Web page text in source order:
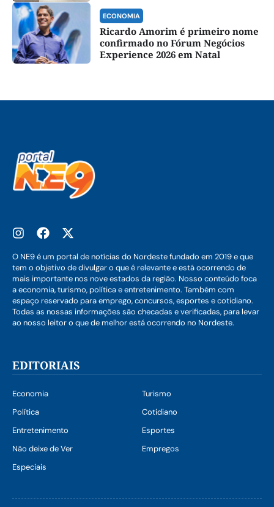
ECONOMIA
Ricardo Amorim é primeiro nome
confirmado no Fórum Negócios
Experience 2026 em Natal
O NE9 é um portal de notícias do Nordeste fundado em 2019 e que
tem o objetivo de divulgar o que é relevante e está ocorrendo de
mais importante nos nove estados da região. Nosso conteúdo foca
a economia, turismo, política e entretenimento. Também com
espaço reservado para emprego, concursos, esportes e cotidiano.
Todas as nossas informações são checadas e verificadas, para levar
ao nosso leitor o que de melhor está ocorrendo no Nordeste.
EDITORIAIS
Economia
Turismo
Política
Cotidiano
Entretenimento
Esportes
Não deixe de Ver
Empregos
Especiais